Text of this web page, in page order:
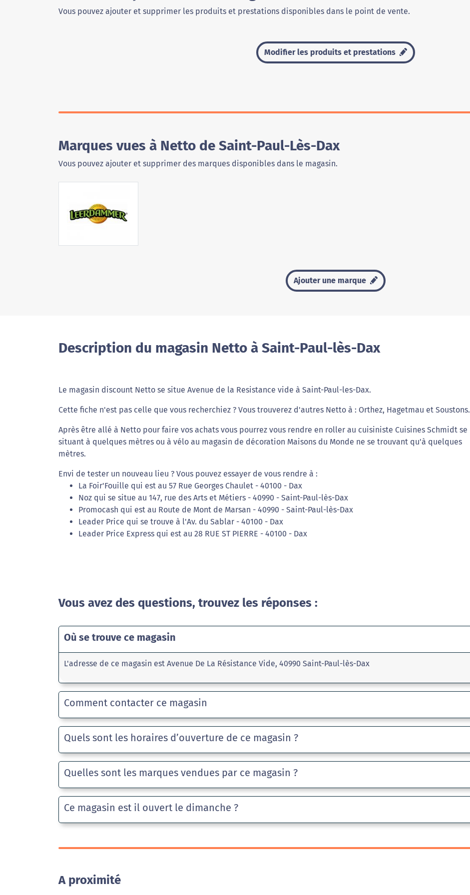
Vous pouvez ajouter et supprimer les produits et prestations disponibles dans le point de vente.
Modifier les produits et prestations
Marques vues à Netto de Saint-Paul-Lès-Dax
Vous pouvez ajouter et supprimer des marques disponibles dans le magasin.
Ajouter une marque
Description du magasin Netto à Saint-Paul-lès-Dax
Le magasin discount Netto se situe Avenue de la Resistance vide à Saint-Paul-les-Dax.
Cette fiche n'est pas celle que vous recherchiez ? Vous trouverez d'autres Netto à : Orthez, Hagetmau et Soustons.
Après être allé à Netto pour faire vos achats vous pourrez vous rendre en roller au cuisiniste Cuisines Schmidt se
situant à quelques mètres ou à vélo au magasin de décoration Maisons du Monde ne se trouvant qu'à quelques
mètres.
Envi de tester un nouveau lieu ? Vous pouvez essayer de vous rendre à :
La Foir'Fouille qui est au 57 Rue Georges Chaulet - 40100 - Dax
Noz qui se situe au 147, rue des Arts et Métiers - 40990 - Saint-Paul-lès-Dax
Promocash qui est au Route de Mont de Marsan - 40990 - Saint-Paul-lès-Dax
Leader Price qui se trouve à l'Av. du Sablar - 40100 - Dax
Leader Price Express qui est au 28 RUE ST PIERRE - 40100 - Dax
Vous avez des questions, trouvez les réponses :
Où se trouve ce magasin
L'adresse de ce magasin est Avenue De La Résistance Vide, 40990 Saint-Paul-lès-Dax
Comment contacter ce magasin
Quels sont les horaires d’ouverture de ce magasin ?
Quelles sont les marques vendues par ce magasin ?
Ce magasin est il ouvert le dimanche ?
A proximité